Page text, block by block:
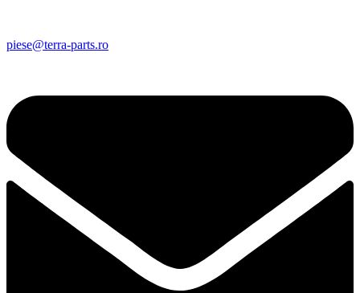
piese@terra-parts.ro